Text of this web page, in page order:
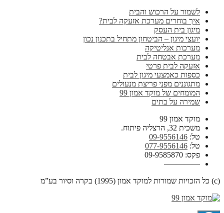
לשמור על הרכוש והבית
איך בוחרים מערכת אזעקה לבית?
מיגון בית העסק
יועצי מיגון – הביטחון מתחיל בתכנון נכון
מערכות אנליטיקה
מערכת אבטחה לבית
אזעקה לבית פרטי
כספות כאמצעי מיגון לבית
מתגוננים מפני פריצת מנעולים
המומחים של מוקד אמון 99
שמירה על בתים
מוקד אמון 99
משכית 32, הרצליה פיתוח.
טל: 09-9556146
טל: 077-9556146
פקס: 09-9585870
————–
(c) כל הזכויות שמורות למוקד אמון (1995) בקרה וסיור בע”מ